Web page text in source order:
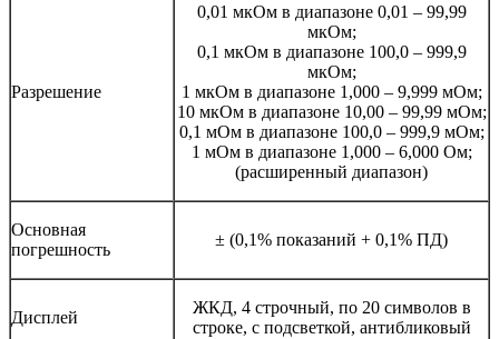
Разрешение
0,01 мкОм в диапазоне 0,01 – 99,99
мкОм;
0,1 мкОм в диапазоне 100,0 – 999,9
мкОм;
1 мкОм в диапазоне 1,000 – 9,999 мОм;
10 мкОм в диапазоне 10,00 – 99,99 мОм;
0,1 мОм в диапазоне 100,0 – 999,9 мОм;
1 мОм в диапазоне 1,000 – 6,000 Ом;
(расширенный диапазон)
Основная
погрешность
± (0,1% показаний + 0,1% ПД)
Дисплей
ЖКД, 4 строчный, по 20 символов в
строке, с подсветкой, антибликовый